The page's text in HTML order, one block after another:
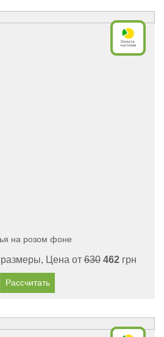
на розом фоне
Цена от630 462грн
Рассчитать